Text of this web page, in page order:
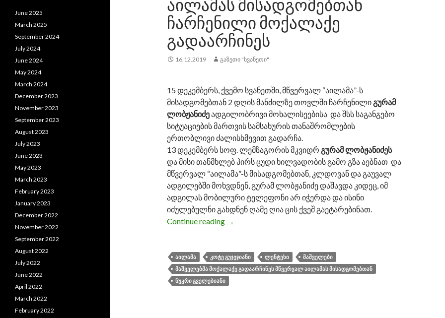
ᲐᲘᲚᲐᲛᲐᲡ ᲛᲘᲡᲐᲓᲒᲝᲛᲔᲑᲗᲐᲜ
ᲩᲐᲠᲩᲔᲜᲘᲚᲘ ᲛᲝᲥᲐᲚᲐᲥᲔ
ᲒᲐᲓᲐᲐᲠᲩᲘᲜᲔᲡ
16.12.2019 ᲒᲐᲖᲔᲗᲘ "ᲡᲕᲐᲜᲔᲗᲘ"
15 დეკემბერს, ქვემო სვანეთში, მწვერვალ “აილამა”-ს
მისადგომებთან 2 დღის მანძილზე თოვლში ჩარჩენილიგურამ
ლობჟანიძეადგილობრივი მოხალისეებისა და შსს საგანგებო
სიტუაციების მართვის სამსახურის თანაშრომლების
ერთობლივი ძალისხმევით გადარჩა.
13 დეკემბერს სოფ. ლემზაგორის მკვიდრ გურამ ლობჟანიძეს
და მისი თანმხლებ პირს ცუდი ხილვადობის გამო გზა აებნათ და
მწვერვალ “აილამა”-ს მისადგომებთან, კლდოვან და გაუვალ
ადგილებში მოხვდნენ, გურამ ლობჟანიძე დაშავდა კიდეც, იმ
ადგილას მობილური ტელეფონი არ იჭერდა და ისინი
იძულებულნი გახდნენ ღამე ღია ცის ქვეშ გაეტარებინათ.
Continue reading სვანმა მაშველებმა მწვერვალ აილამას მისადგომებთან
→
ᲐᲘᲚᲐᲛᲐ ᲙᲝᲢᲔ ᲒᲣᲯᲔᲯᲘᲐᲜᲘ ᲚᲔᲜᲢᲔᲮᲘ
ᲛᲐᲨᲕᲔᲚᲔᲑᲘ
ᲛᲐᲨᲕᲔᲚᲔᲑᲛᲐ ᲛᲝᲥᲐᲚᲐᲥᲔ ᲒᲐᲓᲐᲐᲠᲩᲘᲜᲔᲡ ᲛᲬᲕᲔᲠᲕᲐᲚ ᲐᲘᲚᲐᲛᲐᲡ ᲛᲘᲡᲐᲓᲒᲝᲛᲔᲑᲗᲐᲜ
ᲜᲣᲙᲠᲘ ᲒᲕᲔᲚᲔᲑᲘᲐᲜᲘ
f
o
:
June 2025
March 2025
September 2024
July 2024
June 2024
May 2024
March 2024
December 2023
November 2023
September 2023
August 2023
July 2023
June 2023
May 2023
March 2023
February 2023
January 2023
December 2022
November 2022
September 2022
August 2022
July 2022
June 2022
April 2022
March 2022
February 2022